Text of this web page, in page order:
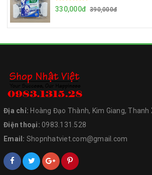
330,000đ 390,000đ
Địa chỉ: Hoàng Đạo Thành, Kim Giang, Thanh
Điện thoại: 0983.131.528
Email: Shopnhatviet.com@gmail.com